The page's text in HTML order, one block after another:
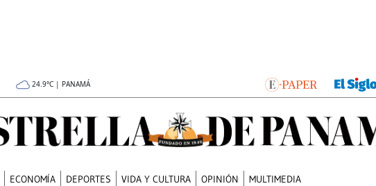
24.9°C | PANAMÁ
ECONOMÍA DEPORTES VIDA Y CULTURA OPINIÓN MULTIMEDIA